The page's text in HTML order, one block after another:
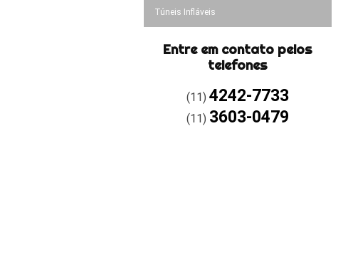
Túneis Infláveis
Entre em contato pelos
telefones
(11) 4242-7733
(11) 3603-0479